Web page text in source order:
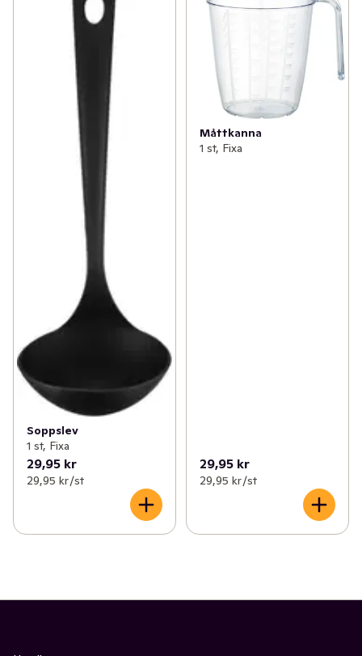
Soppslev
1 st, Fixa
29,95 kr
29,95 kr /st
Måttkanna
1 st, Fixa
29,95 kr
29,95 kr /st